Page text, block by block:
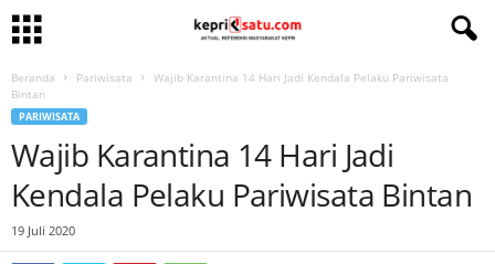
Beranda Pariwisata
Wajib Karantina 14 Hari Jadi Kendala Pelaku Pariwisata
Bintan
PARIWISATA
Wajib Karantina 14 Hari Jadi
Kendala Pelaku Pariwisata Bintan
19 Juli 2020